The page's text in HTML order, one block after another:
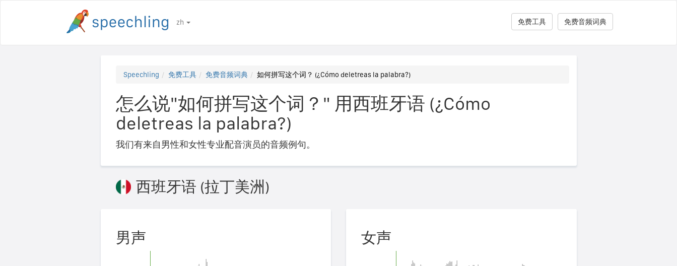
zh 免费音频词典
免费工具
Speechling 免费工具 免费音频词典 如何拼写这个词？ (¿Cómo deletreas la palabra?)
怎么说"如何拼写这个词？" 用西班牙语 (¿Cómo
deletreas la palabra?)
我们有来自男性和女性专业配音演员的音频例句。
西班牙语 (拉丁美洲)
男声 女声